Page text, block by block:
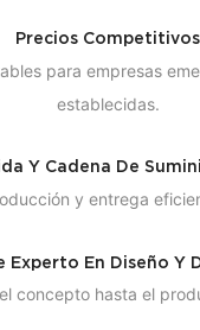
Precios Competitivos
para empresas
establecidas.
Y Cadena De
y entrega
Experto En Diseño Y
concepto hasta el